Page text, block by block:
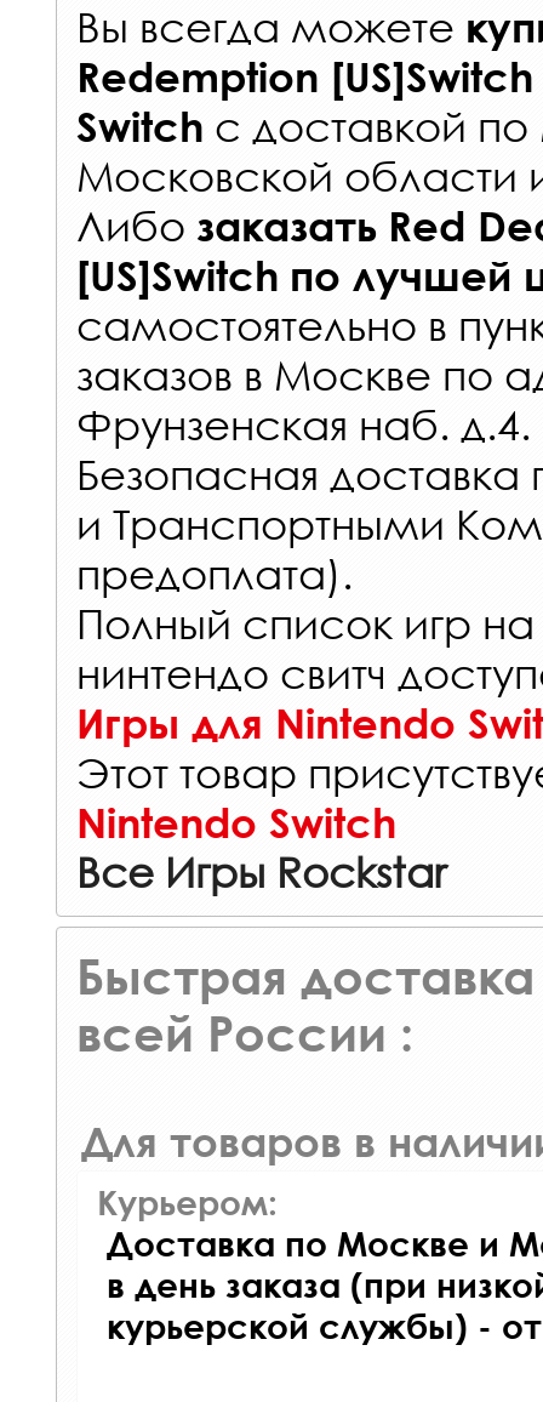
Вы всегда можете
Redemption [US]Switch
Switch с доставкой
Московской области
Либо заказать Red
[US]Switch по лучшей
самостоятельно в
заказов в Москве по
Фрунзенская наб. д.4.
Безопасная
и Транспортными
предоплата).
Полный список игр
нинтендо свитч
Игры для Nintendo
Этот товар
Nintendo Switch
Все Игры Rockstar
Быстрая доставка
всей России :
Для товаров в
Курьером:
Доставка по Москве и
в день заказа (при
курьерской службы) -